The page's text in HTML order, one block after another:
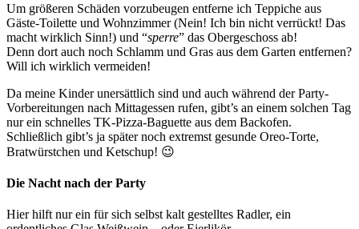
Um größeren Schäden vorzubeugen entferne ich Teppiche aus
Gäste-Toilette und Wohnzimmer (Nein! Ich bin nicht verrückt! Das
macht wirklich Sinn!) und “sperre” das Obergeschoss ab!
Denn dort auch noch Schlamm und Gras aus dem Garten entfernen?
Will ich wirklich vermeiden!
Da meine Kinder unersättlich sind und auch während der Party-
Vorbereitungen nach Mittagessen rufen, gibt’s an einem solchen Tag
nur ein schnelles TK-Pizza-Baguette aus dem Backofen.
Schließlich gibt’s ja später noch extremst gesunde Oreo-Torte,
Bratwürstchen und Ketschup! 😉
Die Nacht nach der Party
Hier hilft nur ein für sich selbst kalt gestelltes Radler, ein